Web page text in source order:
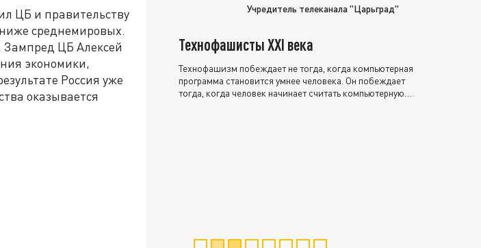
ЦБ и правительству
среднемировых.
Зампред ЦБ Алексей
экономики,
Россия уже
оказывается
Учредитель телеканала "Царьград"
Технофашисты XXI века
Технофашизм побеждает не тогда, когда компьютерная
программа становится умнее человека. Он побеждает
тогда, когда человек начинает считать компьютерную